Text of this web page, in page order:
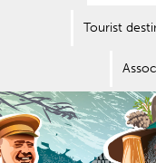
Tourist